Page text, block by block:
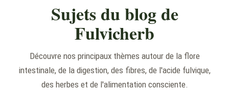
Sujets du blog de
Fulvicherb
Découvre nos principaux thèmes autour de la flore
intestinale, de la digestion, des fibres, de l'acide fulvique,
des herbes et de l'alimentation consciente.